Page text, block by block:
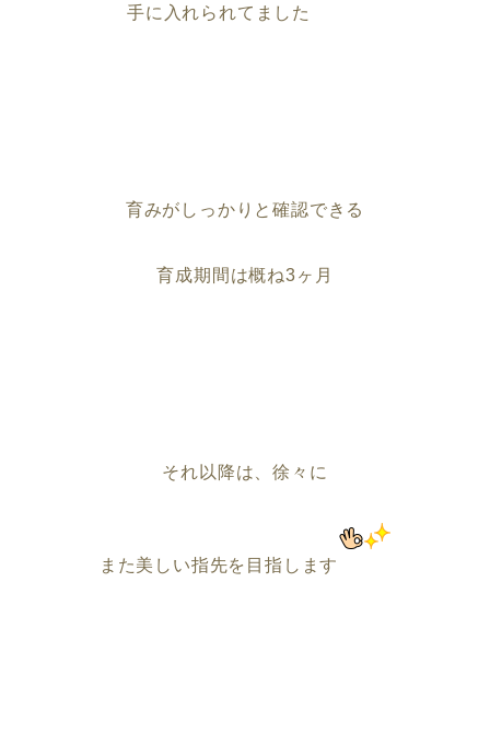
手に入れられてました
育みがしっかりと確認できる
育成期間は概ね3ヶ月
それ以降は、徐々に
また美しい指先を目指します